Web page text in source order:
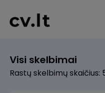
Visi skelbimai
Rastų skelbimų skaičius: